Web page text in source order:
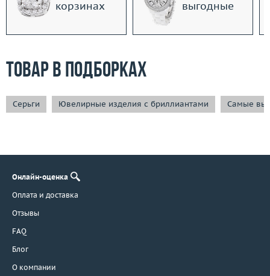
корзинах
выгодные
Товар в подборках
Серьги Ювелирные изделия с бриллиантами Самые
Онлайн-оценка
Оплата и доставка
Отзывы
FAQ
Блог
О компании